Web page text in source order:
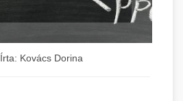
Írta: Kovács Dorina